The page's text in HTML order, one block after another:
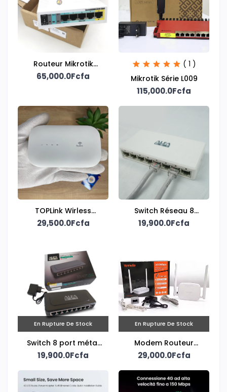
Routeur Mikrotik
RB951 ui-2 HND
65,000.0Fcfa
( 1 )
Mikrotik Série L009
115,000.0Fcfa
TOPLink Wirless
Mobile Wi-Fi Router
29,500.0Fcfa
Switch Réseau 8
Ports 10/100 Mbps
19,900.0Fcfa
En Rupture De Stock
Switch 8 port métal
S508 Alpha
19,900.0Fcfa
En Rupture De Stock
Modem Routeur
Tenda 300Mbps
29,000.0Fcfa